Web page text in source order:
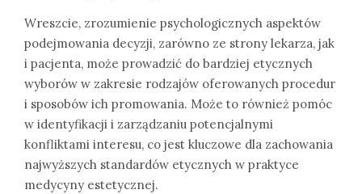
Wreszcie, zrozumienie psychologicznych aspektów
podejmowania decyzji, zarówno ze strony lekarza, jak
i pacjenta, może prowadzić do bardziej etycznych
wyborów w zakresie rodzajów oferowanych procedur
i sposobów ich promowania. Może to również pomóc
w identyfikacji i zarządzaniu potencjalnymi
konfliktami interesu, co jest kluczowe dla zachowania
najwyższych standardów etycznych w praktyce
medycyny estetycznej.